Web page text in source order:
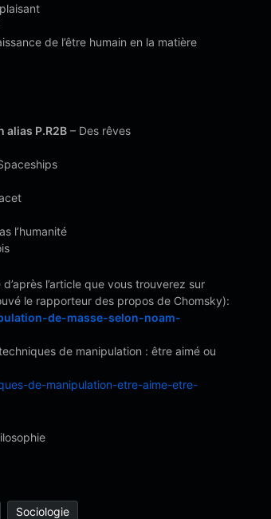
de l’être humain en la matière
alias P.R2B – Des rêves
l’humanité
l’article que vous trouverez sur
le rapporteur des propos de Chomsky):
de-masse-selon-noam-
de manipulation : être aimé ou
de-manipulation-etre-aime-etre-
Sociologie